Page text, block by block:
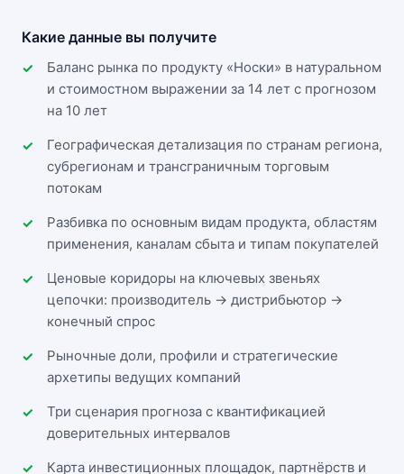
Какие данные вы получите
Баланс рынка по продукту «Носки» в натуральном
и стоимостном выражении за 14 лет с прогнозом
на 10 лет
Географическая детализация по странам региона,
субрегионам и трансграничным торговым
потокам
Разбивка по основным видам продукта, областям
применения, каналам сбыта и типам покупателей
Ценовые коридоры на ключевых звеньях
цепочки: производитель → дистрибьютор →
конечный спрос
Рыночные доли, профили и стратегические
архетипы ведущих компаний
Три сценария прогноза с квантификацией
доверительных интервалов
Карта инвестиционных площадок, партнёрств и